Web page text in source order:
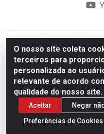
O nosso site coleta
terceiros para
personalizada ao
relevante de acordo
qualidade do nosso site.
Aceitar
Negar
Preferências de Cookies
© 2023 Rally Motos -
Razão Social: Rally
transportadora de peças
Rua Vigário Calixto